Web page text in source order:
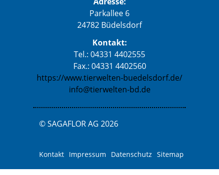
Parkallee 6
24782 Büdelsdorf
Kontakt:
Tel.: 04331 4402555
Fax.: 04331 4402560
https://www.tierwelten-buedelsdorf.de/
info@tierwelten-bd.de
© SAGAFLOR AG 2026
Kontakt Impressum Datenschutz Sitemap